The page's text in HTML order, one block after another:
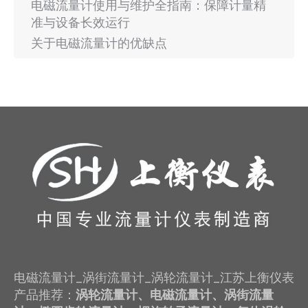
电磁流量计使用与维护全指南：保障计量精
准与设备长效运行
关于电磁流量计的优缺点
电磁流量计_涡街流量计_涡轮流量计_江苏上衡仪表
产品推荐： 涡轮流量计、电磁流量计、涡街流量